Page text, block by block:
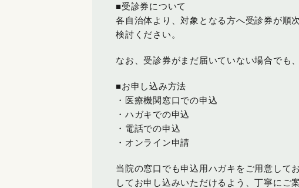
■受診券について
各自治体より、対象となる方へ受診券が順
検討ください。
なお、受診券がまだ届いていない場合でも
■お申し込み方法
・医療機関窓口での申込
・ハガキでの申込
・電話での申込
・オンライン申請
当院の窓口でも申込用ハガキをご用意して
してお申し込みいただけるよう、丁寧にご